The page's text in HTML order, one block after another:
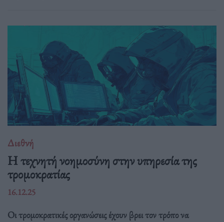
Διεθνή
Η τεχνητή νοημοσύνη στην υπηρεσία της
τρομοκρατίας
16.12.25
Οι τρομοκρατικές οργανώσεις έχουν βρει τον τρόπο να